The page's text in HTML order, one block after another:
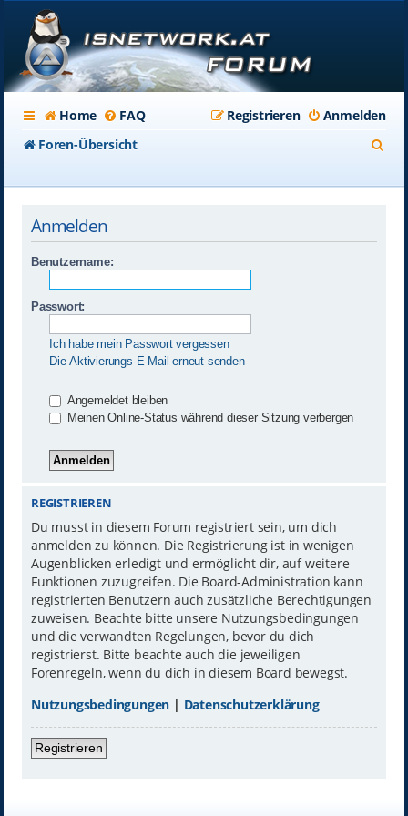
Home FAQ Anmelden
Registrieren
Foren-Übersicht
Anmelden
Benutzername:
Passwort:
Ich habe mein Passwort vergessen
Die Aktivierungs-E-Mail erneut senden
Angemeldet bleiben
Meinen Online-Status während dieser Sitzung verbergen
REGISTRIEREN
Du musst in diesem Forum registriert sein, um dich
anmelden zu können. Die Registrierung ist in wenigen
Augenblicken erledigt und ermöglicht dir, auf weitere
Funktionen zuzugreifen. Die Board-Administration kann
registrierten Benutzern auch zusätzliche Berechtigungen
zuweisen. Beachte bitte unsere Nutzungsbedingungen
und die verwandten Regelungen, bevor du dich
registrierst. Bitte beachte auch die jeweiligen
Forenregeln, wenn du dich in diesem Board bewegst.
Nutzungsbedingungen | Datenschutzerklärung
Registrieren